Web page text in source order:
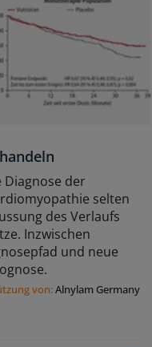
Diagnose der
selten
des Verlaufs
Inzwischen
und neue
von:Alnylam Germany